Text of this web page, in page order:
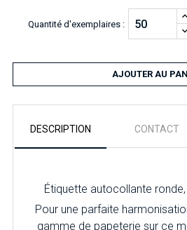
Quantité d'exemplaires :
AJOUTER AU
DESCRIPTION CONTACT
Étiquette autocollante
Pour une parfaite
gamme de papeterie sur ce